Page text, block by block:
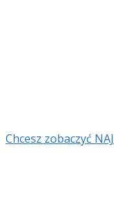
Chcesz zobaczyć